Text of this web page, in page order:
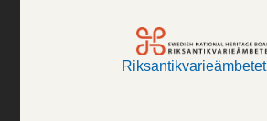
Riksantikvarieämbetet